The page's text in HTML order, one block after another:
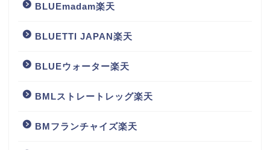
BLUEmadam楽天
BLUETTI JAPAN楽天
BLUEウォーター楽天
BMLストレートレッグ楽天
BMフランチャイズ楽天